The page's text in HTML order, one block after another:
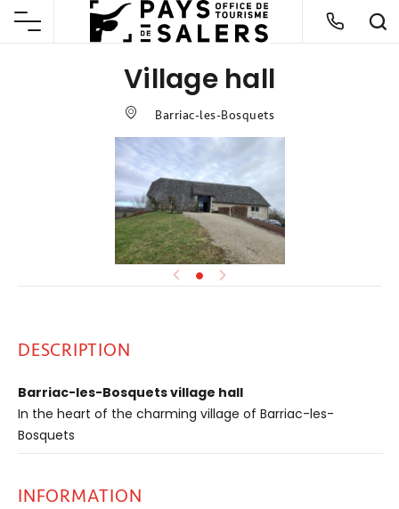
Village hall
Barriac-les-Bosquets
DESCRIPTION
Barriac-les-Bosquets village hall
In the heart of the charming village of Barriac-les-
Bosquets
INFORMATION